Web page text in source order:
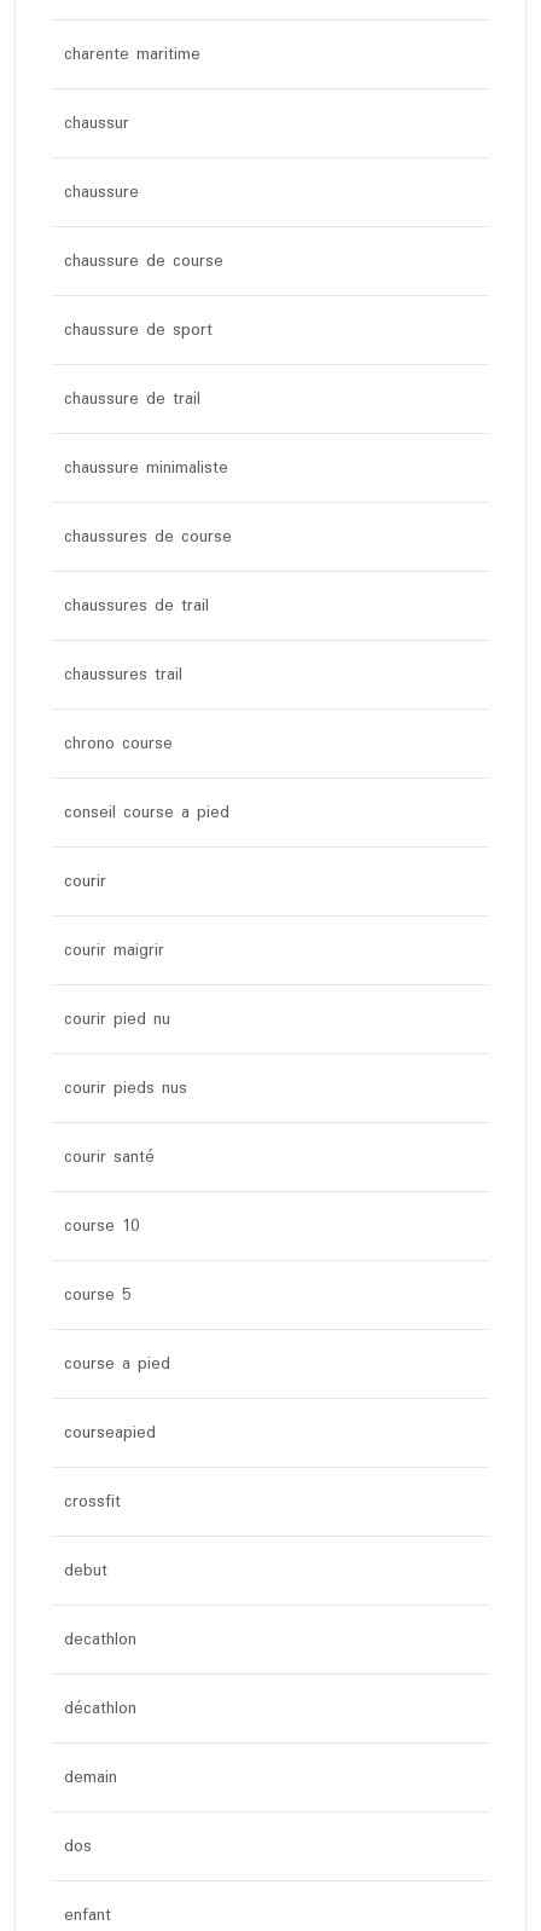
charente maritime
chaussur
chaussure
chaussure de course
chaussure de sport
chaussure de trail
chaussure minimaliste
chaussures de course
chaussures de trail
chaussures trail
chrono course
conseil course a pied
courir
courir maigrir
courir pied nu
courir pieds nus
courir santé
course 10
course 5
course a pied
courseapied
crossfit
debut
decathlon
décathlon
demain
dos
enfant